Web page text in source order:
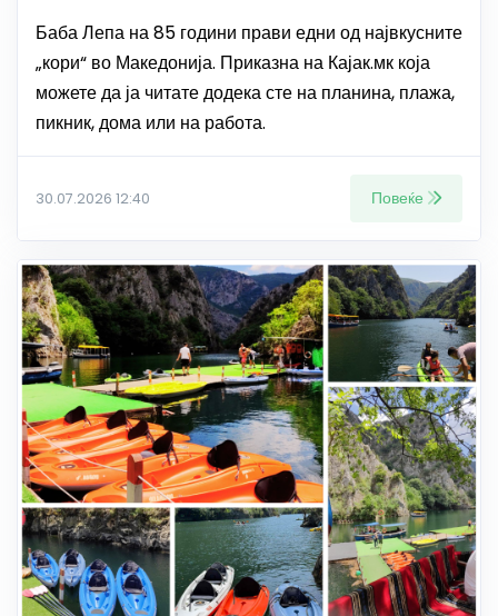
Баба Лепа на 85 години прави едни од највкусните
„кори“ во Македонија. Приказна на Кајак.мк која
можете да ја читате додека сте на планина, плажа,
пикник, дома или на работа.
30.07.2026 12:40 Повеќе